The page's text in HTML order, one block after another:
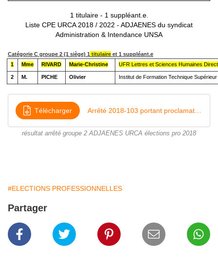
1 titulaire - 1 suppléant.e.
Liste CPE URCA 2018 / 2022 - ADJAENES du syndicat
Administration & Intendance UNSA
Catégorie C groupe 2 (1 siège) 1 titulaire et 1 suppléant.e
1
Mme RIVARD Marie-Christine UFR Lettres et Sciences Humaines
2 M. PICHE Olivier Institut de Formation Technique
Télécharger
résultat arrêté groupe 2 ADJAENES URCA élections pro 2018
#ELECTIONS PROFESSIONNELLES
Partager